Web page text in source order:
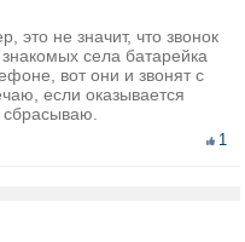
это не значит, что звонок
села батарейка
вот они и звонят с
если оказывается
1